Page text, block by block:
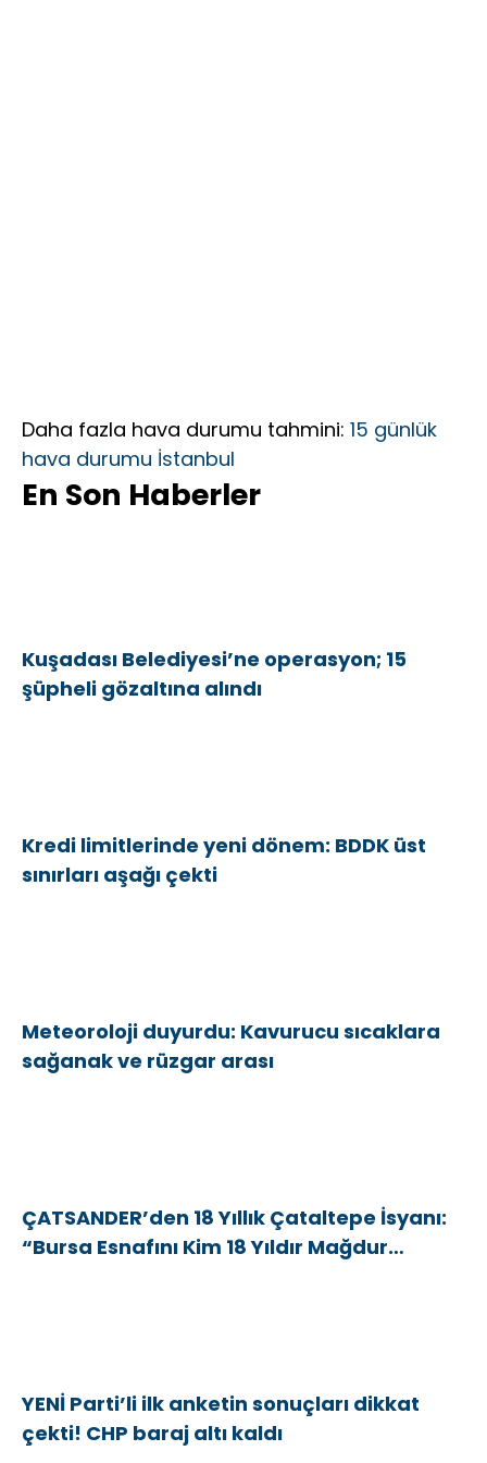
Daha fazla hava durumu tahmini: 15 günlük
hava durumu İstanbul
En Son Haberler
Kuşadası Belediyesi’ne operasyon; 15
şüpheli gözaltına alındı
Kredi limitlerinde yeni dönem: BDDK üst
sınırları aşağı çekti
Meteoroloji duyurdu: Kavurucu sıcaklara
sağanak ve rüzgar arası
ÇATSANDER’den 18 Yıllık Çataltepe İsyanı:
“Bursa Esnafını Kim 18 Yıldır Mağdur
YENİ Parti’li ilk anketin sonuçları dikkat
çekti! CHP baraj altı kaldı